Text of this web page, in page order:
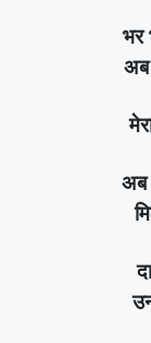
भर
अब
अब